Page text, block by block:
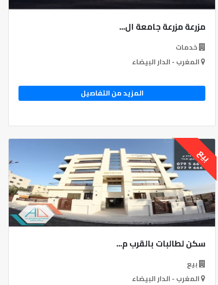
مزرعة مزرعة جامعة ال...
خدمات
المغرب - الدار البيضاء
المزيد من التفاصيل
بيع
سكن لطالبات بالقرب م...
بيع
المغرب - الدار البيضاء